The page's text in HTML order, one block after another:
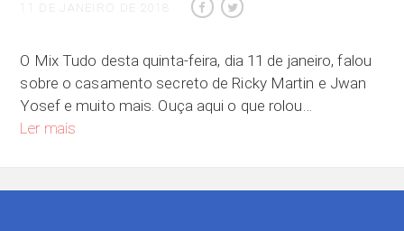
11 DE JANEIRO DE 2018
O Mix Tudo desta quinta-feira, dia 11 de janeiro, falou
sobre o casamento secreto de Ricky Martin e Jwan
Yosef e muito mais. Ouça aqui o que rolou…
Ler mais